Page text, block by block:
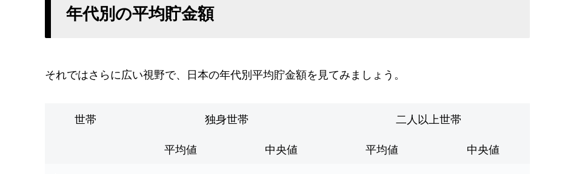
年代別の平均貯金額
それではさらに広い視野で、日本の年代別平均貯金額を見てみましょう。
世帯 独身世帯
二人以上世帯
平均値
中央値 平均値
中央値